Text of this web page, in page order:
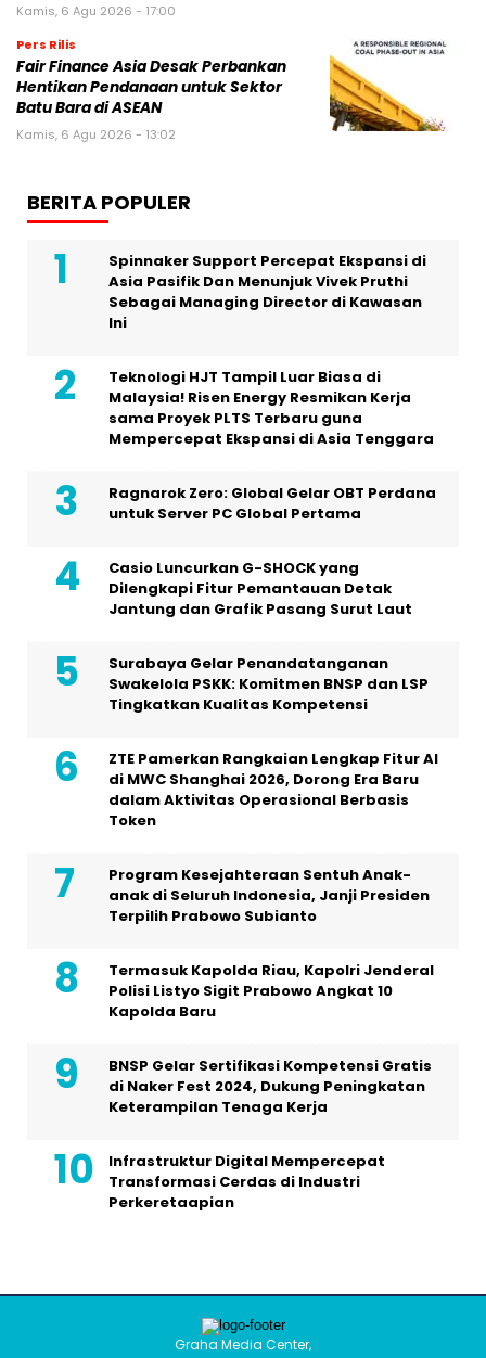
Kamis, 6 Agu 2026 - 17:00
Pers Rilis
Fair Finance Asia Desak Perbankan
Hentikan Pendanaan untuk Sektor
Batu Bara di ASEAN
Kamis, 6 Agu 2026 - 13:02
BERITA POPULER
Spinnaker Support Percepat Ekspansi di
Asia Pasifik Dan Menunjuk Vivek Pruthi
Sebagai Managing Director di Kawasan
Ini
Teknologi HJT Tampil Luar Biasa di
Malaysia! Risen Energy Resmikan Kerja
sama Proyek PLTS Terbaru guna
Mempercepat Ekspansi di Asia Tenggara
Ragnarok Zero: Global Gelar OBT Perdana
untuk Server PC Global Pertama
Casio Luncurkan G-SHOCK yang
Dilengkapi Fitur Pemantauan Detak
Jantung dan Grafik Pasang Surut Laut
Surabaya Gelar Penandatanganan
Swakelola PSKK: Komitmen BNSP dan LSP
Tingkatkan Kualitas Kompetensi
ZTE Pamerkan Rangkaian Lengkap Fitur AI
di MWC Shanghai 2026, Dorong Era Baru
dalam Aktivitas Operasional Berbasis
Token
Program Kesejahteraan Sentuh Anak-
anak di Seluruh Indonesia, Janji Presiden
Terpilih Prabowo Subianto
Termasuk Kapolda Riau, Kapolri Jenderal
Polisi Listyo Sigit Prabowo Angkat 10
Kapolda Baru
BNSP Gelar Sertifikasi Kompetensi Gratis
di Naker Fest 2024, Dukung Peningkatan
Keterampilan Tenaga Kerja
Infrastruktur Digital Mempercepat
Transformasi Cerdas di Industri
Perkeretaapian
Graha Media Center,